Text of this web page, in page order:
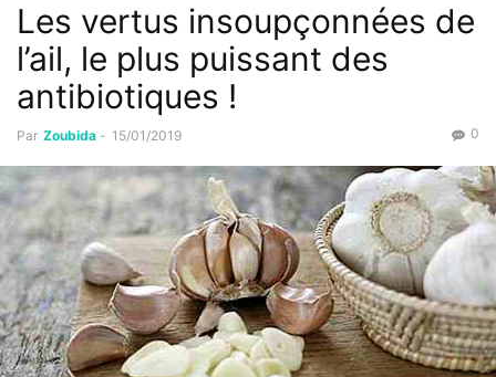
Les vertus insoupçonnées de
l’ail, le plus puissant des
antibiotiques !
Par Zoubida - 15/01/2019 0